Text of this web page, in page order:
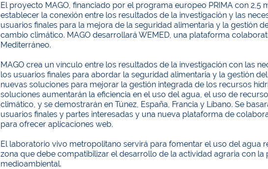
El proyecto MAGO, financiado por el programa europeo PRIMA con 2,5
establecer la conexión entre los resultados de la investigación y las
usuarios finales para la mejora de la seguridad alimentaria y la gestión
cambio climático. MAGO desarrollará WEMED, una plataforma
Mediterráneo.
MAGO crea un vínculo entre los resultados de la investigación con las
los usuarios finales para abordar la seguridad alimentaria y la gestión
nuevas soluciones para mejorar la gestión integrada de los recursos
soluciones aumentarán la eficiencia en el uso del agua, el uso de
climático, y se demostrarán en Túnez, España, Francia y Líbano. Se
usuarios finales y partes interesadas y una nueva plataforma de
para ofrecer aplicaciones web.
El laboratorio vivo metropolitano servirá para fomentar el uso del agua
zona que debe compatibilizar el desarrollo de la actividad agraria con
medioambiental.